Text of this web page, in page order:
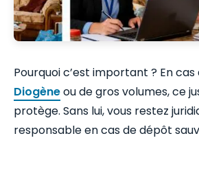
Pourquoi c’est important ? En cas
Diogèneou de gros volumes, ce
protège. Sans lui, vous restez
responsable en cas de dépôt